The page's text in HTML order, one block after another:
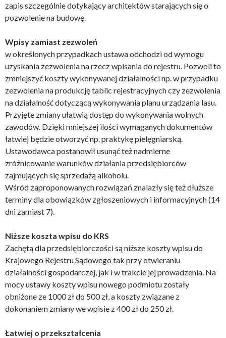
zapis szczególnie dotykający architektów starających się o
pozwolenie na budowę.
Wpisy zamiast zezwoleń
w określonych przypadkach ustawa odchodzi od wymogu
uzyskania zezwolenia na rzecz wpisania do rejestru. Pozwoli to
zmniejszyć koszty wykonywanej działalności np. w przypadku
zezwolenia na produkcję tablic rejestracyjnych czy zezwolenia
na działalność dotyczącą wykonywania planu urządzania lasu.
Przyjęte zmiany ułatwią dostęp do wykonywania wolnych
zawodów. Dzięki mniejszej ilości wymaganych dokumentów
łatwiej będzie otworzyć np. praktykę pielęgniarską.
Ustawodawca postanowił usunąć też nadmierne
zróżnicowanie warunków działania przedsiębiorców
zajmujących się sprzedażą alkoholu.
Wśród zaproponowanych rozwiązań znalazły się też dłuższe
terminy dla obowiązków zgłoszeniowych i informacyjnych (14
dni zamiast 7).
Niższe koszta wpisu do KRS
Zachętą dla przedsiębiorczości są niższe koszty wpisu do
Krajowego Rejestru Sądowego tak przy otwieraniu
działalności gospodarczej, jak i w trakcie jej prowadzenia. Na
mocy ustawy koszty wpisu nowego podmiotu zostały
obniżone ze 1000 zł do 500 zł, a koszty związane z
dokonaniem zmiany we wpisie z 400 zł do 250 zł.
Łatwiej o przekształcenia